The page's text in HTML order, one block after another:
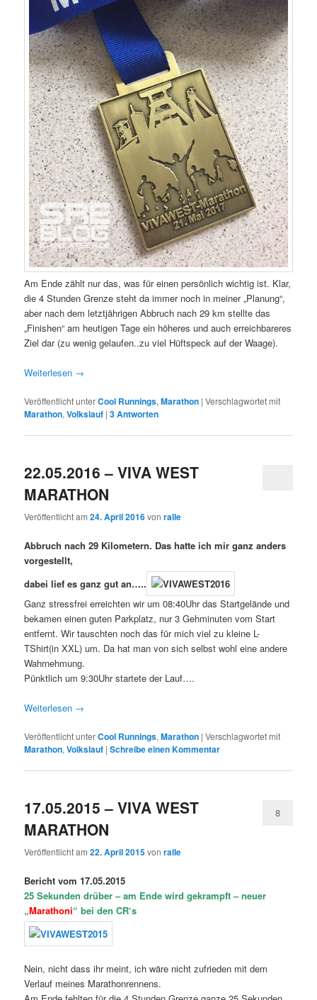
Am Ende zählt nur das, was für einen persönlich wichtig ist. Klar,
die 4 Stunden Grenze steht da immer noch in meiner „Planung“,
aber nach dem letztjährigen Abbruch nach 29 km stellte das
„Finishen“ am heutigen Tage ein höheres und auch erreichbareres
Ziel dar (zu wenig gelaufen..zu viel Hüftspeck auf der Waage).
Weiterlesen →
Veröffentlicht unterCool Runnings,Marathon |Verschlagwortet mit
Marathon,Volkslauf |3Antworten
22.05.2016 – VIVA WEST
MARATHON
Veröffentlicht am24. April 2016vonralle
Abbruch nach 29 Kilometern. Das hatte ich mir ganz anders
vorgestellt,
dabei lief es ganz gut an…..
Ganz stressfrei erreichten wir um 08:40Uhr das Startgelände und
bekamen einen guten Parkplatz, nur 3 Gehminuten vom Start
entfernt. Wir tauschten noch das für mich viel zu kleine L-
TShirt(in XXL) um. Da hat man von sich selbst wohl eine andere
Wahrnehmung.
Pünktlich um 9:30Uhr startete der Lauf….
Weiterlesen →
Veröffentlicht unterCool Runnings,Marathon |Verschlagwortet mit
Marathon,Volkslauf |Schreibe einen Kommentar
17.05.2015 – VIVA WEST
MARATHON
Veröffentlicht am22. April 2015vonralle
8
Bericht vom 17.05.2015
25 Sekunden drüber – am Ende wird gekrampft – neuer
„Marathoni“ bei den CR‘s
Nein, nicht dass ihr meint, ich wäre nicht zufrieden mit dem
Verlauf meines Marathonrennens.